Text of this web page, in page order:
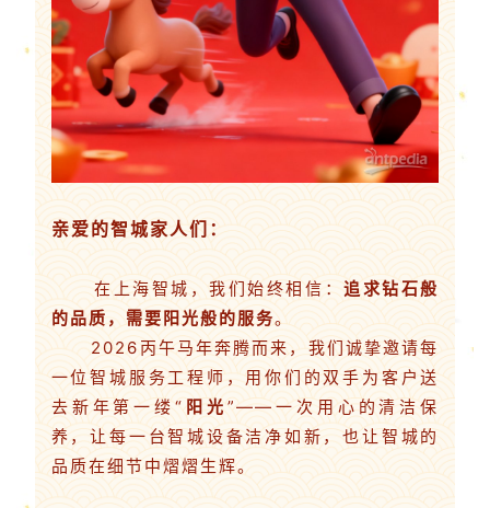
亲爱的智城家人们：
在上海智城，我们始终相信：追求钻石般
的品质，需要阳光般的服务。
2026丙午马年奔腾而来，我们诚挚邀请每
一位智城服务工程师，用你们的双手为客户送
去新年第一缕“阳光”——一次用心的清洁保
养，让每一台智城设备洁净如新，也让智城的
品质在细节中熠熠生辉。